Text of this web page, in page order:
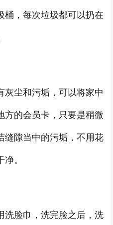
桶，每次垃圾都可以扔在
灰尘和污垢，可以将家中
方的会员卡，只要是稍微
缝隙当中的污垢，不用花
。
洗脸巾，洗完脸之后，洗